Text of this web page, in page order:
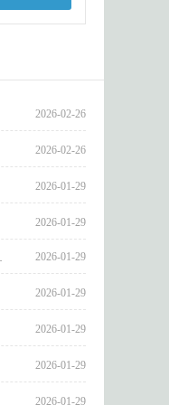
2026-02-26
2026-02-26
2026-01-29
2026-01-29
2026-01-29
2026-01-29
2026-01-29
2026-01-29
2026-01-29